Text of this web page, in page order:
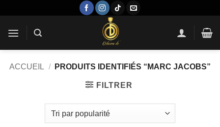
contenu
ACCUEIL / PRODUITS IDENTIFIÉS “MARC JACOBS”
FILTRER